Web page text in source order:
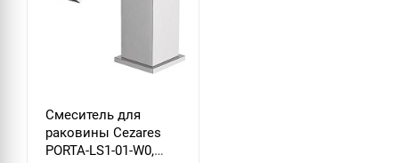
Смеситель для
раковины Cezares
PORTA-LS1-01-W0,